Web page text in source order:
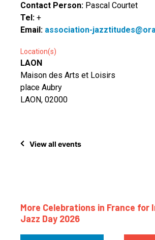
Contact Person: Pascal Courtet
Tel: +
Email: association-
Location(s)
LAON
Maison des Arts et Loisirs
place Aubry
LAON, 02000
View all events
More Celebrations in France for
Jazz Day 2026